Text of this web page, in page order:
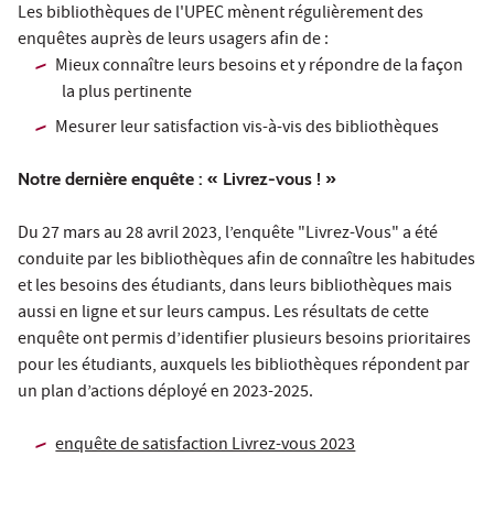
Les bibliothèques de l'UPEC mènent régulièrement des
enquêtes auprès de leurs usagers afin de :
Mieux connaître leurs besoins et y répondre de la façon
la plus pertinente
Mesurer leur satisfaction vis-à-vis des bibliothèques
Notre dernière enquête : « Livrez-vous ! »
Du 27 mars au 28 avril 2023, l’enquête "Livrez-Vous" a été
conduite par les bibliothèques afin de connaître les habitudes
et les besoins des étudiants, dans leurs bibliothèques mais
aussi en ligne et sur leurs campus. Les résultats de cette
enquête ont permis d’identifier plusieurs besoins prioritaires
pour les étudiants, auxquels les bibliothèques répondent par
un plan d’actions déployé en 2023-2025.
enquête de satisfaction Livrez-vous 2023